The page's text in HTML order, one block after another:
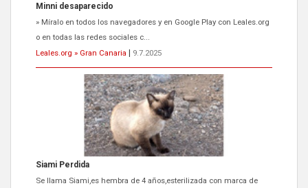
Minni desaparecido
» Míralo en todos los navegadores y en Google Play con Leales.org
o en todas las redes sociales c...
Leales.org » Gran Canaria
9.7.2025
Siami Perdida
Se llama Siami,es hembra de 4 años,esterilizada con marca de